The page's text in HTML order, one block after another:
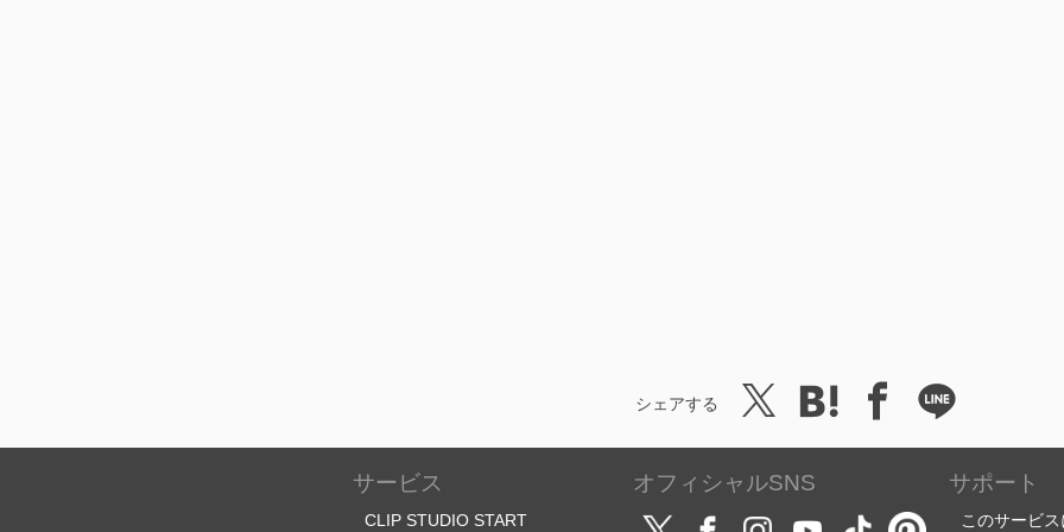
シェアする
サービス
CLIP STUDIO START
オフィシャルSNS サポート
このサービ